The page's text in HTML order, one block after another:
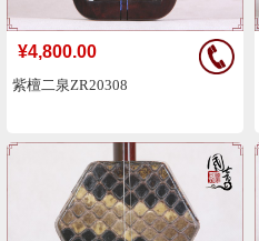
紫檀二泉ZR20308
¥4,800.00